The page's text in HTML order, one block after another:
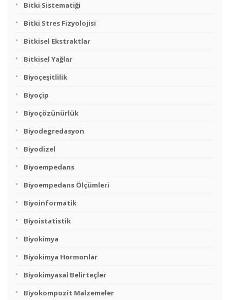
Bitki Sistematiği
Bitki Stres Fizyolojisi
Bitkisel Ekstraktlar
Bitkisel Yağlar
Biyoçeşitlilik
Biyoçip
Biyoçözünürlük
Biyodegredasyon
Biyodizel
Biyoempedans
Biyoempedans Ölçümleri
Biyoinformatik
Biyoistatistik
Biyokimya
Biyokimya Hormonlar
Biyokimyasal Belirteçler
Biyokompozit Malzemeler